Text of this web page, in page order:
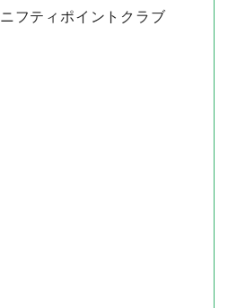
ニフティポイントクラブ